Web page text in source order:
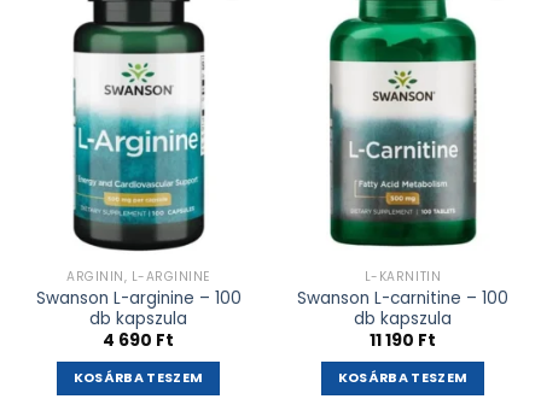
Kívánságlistához
adás
ARGININ, L-ARGININE
Swanson L-arginine – 100
db kapszula
4 690 Ft
KOSÁRBA TESZEM
Kívánságlistához
adás
L-KARNITIN
Swanson L-carnitine – 100
db kapszula
11 190 Ft
KOSÁRBA TESZEM